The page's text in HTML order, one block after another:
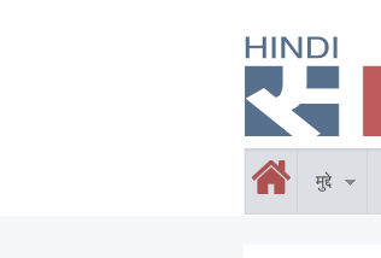
मुद्दे